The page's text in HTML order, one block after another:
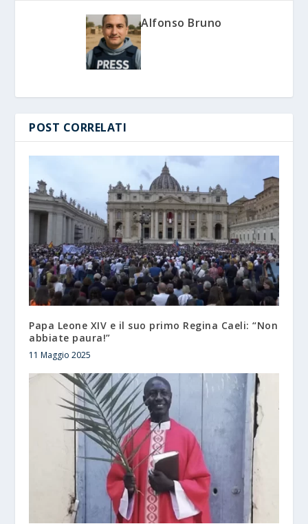
Alfonso Bruno
POST CORRELATI
Papa Leone XIV e il suo primo Regina Caeli: “Non
abbiate paura!”
11 Maggio 2025